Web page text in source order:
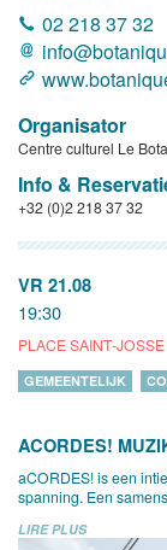
02 218 37 32
Organisator
Centre culturel Le
Info &
+32 (0)2 218 37 32
VR 21.08
19:30
PLACE SAINT-JOSSE
GEMEENTELIJK
ACORDES!
aCORDES! is een
spanning. Een
LIRE PLUS